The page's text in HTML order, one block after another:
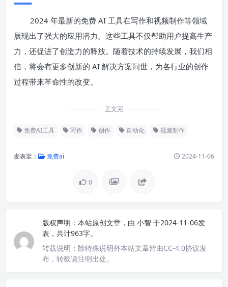
2024 年最新的免费 AI 工具在写作和视频制作等领域
展现出了强大的应用潜力。这些工具不仅帮助用户提高生产
力，还促进了创造力的释放。随着技术的持续发展，我们相
信，将会有更多创新的 AI 解决方案问世，为各行业的创作
过程带来革命性的改变。
正文完
免费AI工具 写作 创作 自动化 视频制作
发表至： 免费ai 2024-11-06
0
版权声明： 本站原创文章，由 小智 于2024-11-06发
表，共计963字。
转载说明： 除特殊说明外本站文章皆由CC-4.0协议发
布，转载请注明出处。